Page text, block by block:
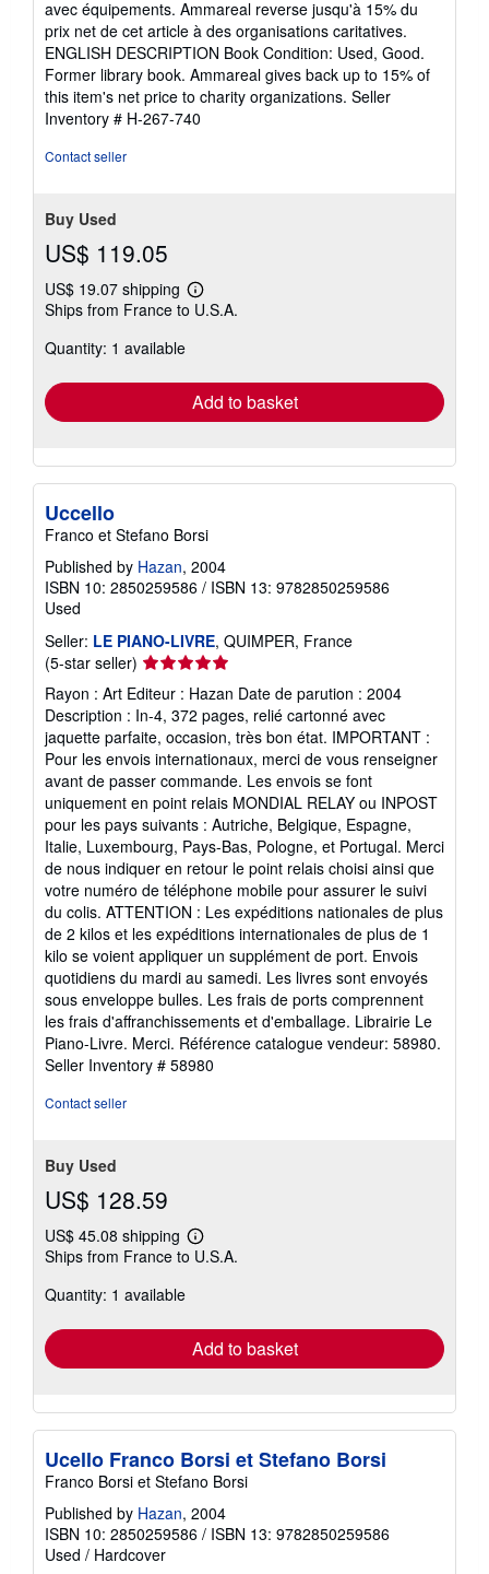
out
of
5
stars
avec équipements. Ammareal reverse jusqu'à 15% du
prix net de cet article à des organisations caritatives.
ENGLISH DESCRIPTION Book Condition: Used, Good.
Former library book. Ammareal gives back up to 15% of
this item's net price to charity organizations. Seller
Inventory # H-267-740
Contact seller
Buy Used
US$ 119.05
US$ 19.07 shipping
Learn
more
Ships from France to U.S.A.
Quantity: 1 available
Add to basket
Uccello
Franco et Stefano Borsi
Published by Hazan, 2004
ISBN 10: 2850259586 / ISBN 13: 9782850259586
Used
Seller: LE PIANO-LIVRE, QUIMPER, France
(5-star seller) Seller
rating
5
out
of
5
stars
Rayon : Art Editeur : Hazan Date de parution : 2004
Description : In-4, 372 pages, relié cartonné avec
jaquette parfaite, occasion, très bon état. IMPORTANT :
Pour les envois internationaux, merci de vous renseigner
avant de passer commande. Les envois se font
uniquement en point relais MONDIAL RELAY ou INPOST
pour les pays suivants : Autriche, Belgique, Espagne,
Italie, Luxembourg, Pays-Bas, Pologne, et Portugal. Merci
de nous indiquer en retour le point relais choisi ainsi que
votre numéro de téléphone mobile pour assurer le suivi
du colis. ATTENTION : Les expéditions nationales de plus
de 2 kilos et les expéditions internationales de plus de 1
kilo se voient appliquer un supplément de port. Envois
quotidiens du mardi au samedi. Les livres sont envoyés
sous enveloppe bulles. Les frais de ports comprennent
les frais d'affranchissements et d'emballage. Librairie Le
Piano-Livre. Merci. Référence catalogue vendeur: 58980.
Seller Inventory # 58980
Contact seller
Buy Used
US$ 128.59
US$ 45.08 shipping
Learn
more
Ships from France to U.S.A.
Quantity: 1 available
Add to basket
Ucello Franco Borsi et Stefano Borsi
Franco Borsi et Stefano Borsi
Published by Hazan, 2004
ISBN 10: 2850259586 / ISBN 13: 9782850259586
Used / Hardcover